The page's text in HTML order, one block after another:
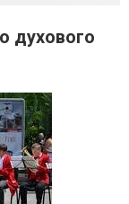
духового